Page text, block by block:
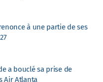
à une partie de ses
a bouclé sa prise de
Air Atlanta